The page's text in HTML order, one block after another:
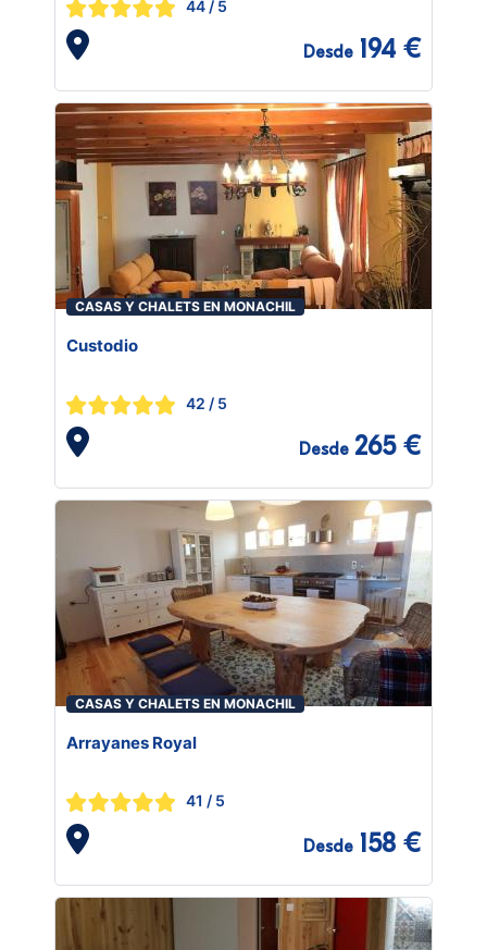
44 / 5
Desde 194 €
CASAS Y CHALETS EN MONACHIL
Custodio
42 / 5
Desde 265 €
CASAS Y CHALETS EN MONACHIL
Arrayanes Royal
41 / 5
Desde 158 €